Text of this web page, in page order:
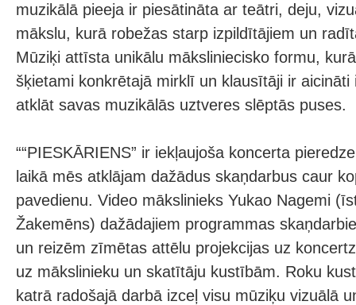
muzikālā pieeja ir piesātināta ar teātri, deju,
mākslu, kurā robežas starp izpildītājiem un
Mūziķi attīsta unikālu māksliniecisko formu,
šķietami konkrētajā mirklī un klausītāji ir
atklāt savas muzikālās uztveres slēptās puses.
““PIESKĀRIENS” ir iekļaujoša koncerta
laikā mēs atklājam dažādus skaņdarbus caur
pavedienu. Video mākslinieks Yukao Nagemi
Žakemēns) dažādajiem programmas
un reizēm zīmētas attēlu projekcijas uz
uz mākslinieku un skatītāju kustībām. Roku
katrā radošajā darbā izceļ visu mūziķu vizuālā